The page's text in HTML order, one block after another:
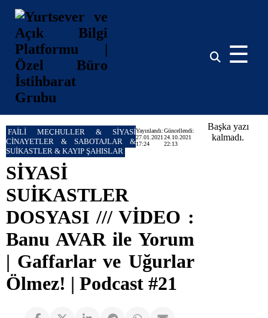
☰
FAİLİ MEÇHULLER & SİYASİ
CİNAYETLER & SABOTAJLAR &
SUİKASTLER & KAYIP ŞAHISLAR
Yayınlandı:
27.01.2021
17:24
Güncellendi:
24.10.2021
22:13
SİYASİ
SUİKASTLER
DOSYASI /// VİDEO :
Banu AVAR ile Yorum
| Gaffarlar ve Uğurlar
Ölmez! | Podcast #21
Başka yazı
kalmadı.